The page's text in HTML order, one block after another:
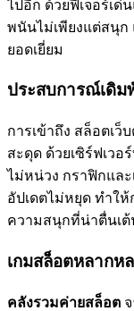
ไปอีก ด้วยฟีเจอร์เด่
พนันไม่เพียงแต่สนุก
ยอดเยี่ยม
ประสบการณ์เดิม
การเข้าถึง สล็อตเว็
สะดุด ด้วยเซิร์ฟเว
ไม่หน่วง กราฟิกแล
อัปเดตไม่หยุด ทำให้
ความสนุกที่น่าตื่นเต้
เกมสล็อตหลากห
คลังรวมค่ายสล็อต